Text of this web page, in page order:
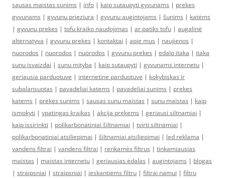
sausas maistas sunims | info | kaip sutaupyti gyvunams | prekes
gyvunams | gyvunu prieziura | gyvunu augintojams | šunims | katėms
| gyvunu prekes | tofu kraiko naudojimas | ar patiks tofu | augalinė
alternatyva | gyvunu prekes | kontaktai | apie mus | naujienos |
nuorodos | nuorodos | nuorodos | gyvunu prekes | edalo itaka | itaka
sunu isvaizdai | sunu mityba | kaip sutaupyti | gyvunams internetu |
geriausia parduotuve | internetine parduotuve | kokybiskas ir
subalansuotas | pavadeliai katems | pavadeliai sunims | prekes
katems | prekes sunims | sausas sunu maistas | sunu maistas | kaip
ismokyti | ypatingas kraikas | akcija prekems | geriausi siltnamiai |
kaip issirinkti | polikarbonatiniai šiltnamiai | tvirti siltnamiai |
polikarbonatiniai atsiliepimai | šiltnamiai atsiliepimai | led reklama |
vandens filtrai | vandens filtrai | renkamės filtrus | tinkamiausias
maistas | maistas internetu | geriausias ėdalas | augintojams | blogas
| straipsniai | straipsniai | ieskantiems filtru | filtrai namui | filtru